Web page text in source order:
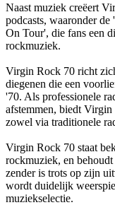
Naast muziek creëert
podcasts, waaronder
On Tour', die fans een
rockmuziek.
Virgin Rock 70 richt
diegenen die een
'70. Als professionele
afstemmen, biedt
zowel via traditionele
Virgin Rock 70 staat
rockmuziek, en
zender is trots op zijn
wordt duidelijk
muziekselectie.